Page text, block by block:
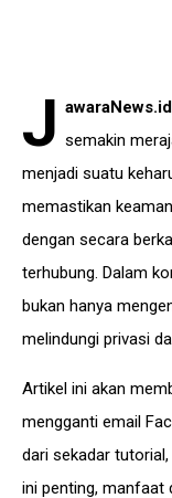
J awaraNews.id
semakin
menjadi suatu
memastikan
dengan secara
terhubung. Dalam
bukan hanya
melindungi privasi
Artikel ini akan
mengganti email
dari sekadar
ini penting, manfaat